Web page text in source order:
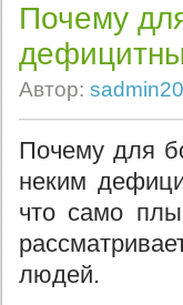
Почему
Автор:
Почему для
неким
что само
людей.